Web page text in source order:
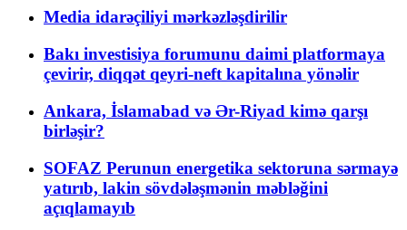
Media idarəçiliyi mərkəzləşdirilir
Bakı investisiya forumunu daimi platformaya
çevirir, diqqət qeyri-neft kapitalına yönəlir
Ankara, İslamabad və Ər-Riyad kimə qarşı
birləşir?
SOFAZ Perunun energetika sektoruna sərmayə
yatırıb, lakin sövdələşmənin məbləğini
açıqlamayıb